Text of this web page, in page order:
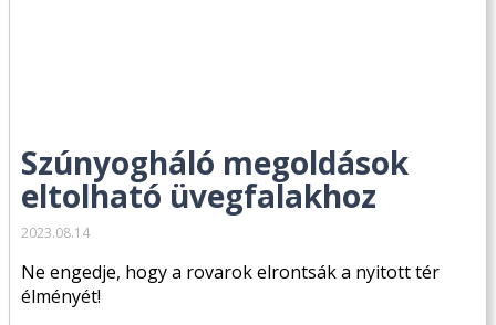
Szúnyogháló megoldások
eltolható üvegfalakhoz
2023.08.14
Ne engedje, hogy a rovarok elrontsák a nyitott tér
élményét!